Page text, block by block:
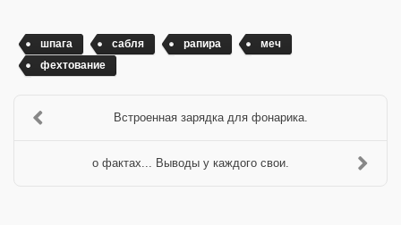
шпага сабля рапира
меч
фехтование
Встроенная зарядка для фонарика.
о фактах... Выводы у каждого свои.